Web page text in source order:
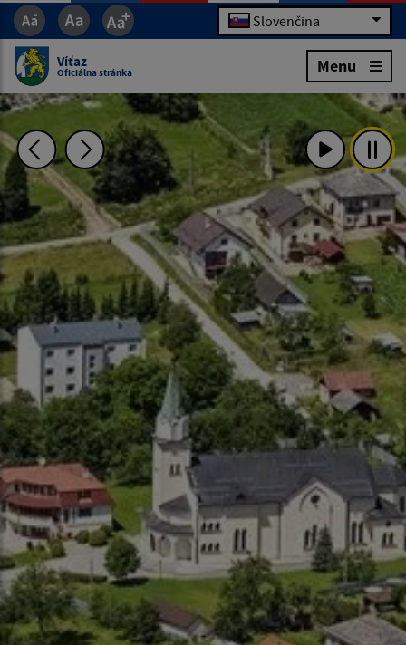
Slovenčina
Víťaz
Oficiálna stránka Menu